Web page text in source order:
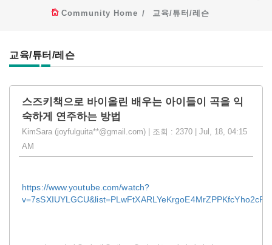
Community Home 교육/튜터/레슨
교육/튜터/레슨
스즈키책으로 바이올린 배우는 아이들이 곡을 익
숙하게 연주하는 방법
KimSara (joyfulguita**@gmail.com) | 조회 : 2370 | Jul, 18, 04:15
AM
https://www.youtube.com/watch?